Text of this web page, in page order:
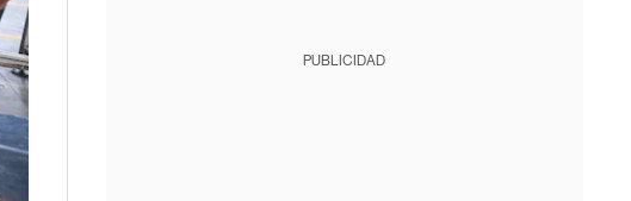
PUBLICIDAD